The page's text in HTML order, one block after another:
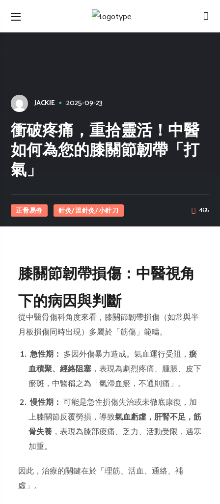
JACKIE 2025-09-23
衝破疼痛，重拾靈活！中醫
如何為您的膝關節韌帶「打
氣」
正骨易脊 針灸/溫針灸/小針刀 465
膝關節韌帶損傷：中醫視角
下的病因與判斷
從中醫骨傷科角度來看，膝關節韌帶損傷（如常與半
月板損傷同時出現）多屬於「筋傷」範疇。
急性期： 多因外傷暴力造成。氣血運行受阻，瘀
血積聚、經絡阻塞 ，表現為劇烈疼痛、腫脹、皮下
瘀斑，中醫稱之為「氣滯血瘀，不通則痛」。
慢性期： 可能是急性損傷失治或未徹底康復，加
上膝關節反覆勞損，導致氣血虧虛，肝腎不足，筋
骨失養 ，表現為膝部痠痛、乏力、活動受限，遇寒
加重。
因此，治療的關鍵在於「理筋、活血、通絡、補
虛」。